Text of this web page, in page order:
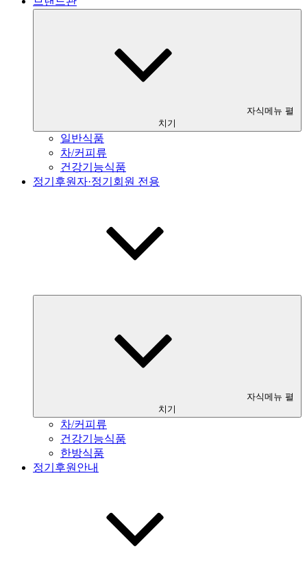
자식메뉴 펼
치기
일반식품
차/커피류
건강기능식품
정기후원자·정기회원 전용
자식메뉴 펼
치기
차/커피류
건강기능식품
한방식품
정기후원안내